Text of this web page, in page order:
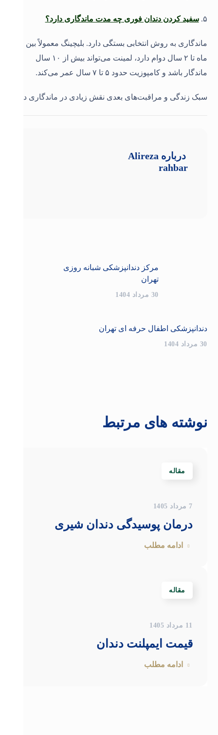
۵. سفید کردن دندان فوری چه مدت ماندگاری دارد؟
ماه تا ۲ سال دوام دارد، لمینت می‌تواند بیش از ۱۰ سال
ماندگار باشد و کامپوزیت حدود ۵ تا ۷ سال عمر می‌کند.
سبک زندگی و مراقبت‌های بعدی نقش زیادی در ماندگاری دارد
درباره Alireza
rahbar
مرکز دندانپزشکی شبانه روزی
تهران
30 مرداد 1404
دندانپزشکی اطفال حرفه ای تهران
30 مرداد 1404
نوشته های مرتبط
مقاله
7 مرداد 1405
درمان پوسیدگی دندان شیری
ادامه مطلب
مقاله
11 مرداد 1405
قیمت ایمپلنت دندان
ادامه مطلب